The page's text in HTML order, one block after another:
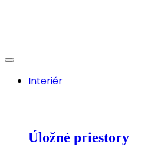
Interiér
Úložné priestory